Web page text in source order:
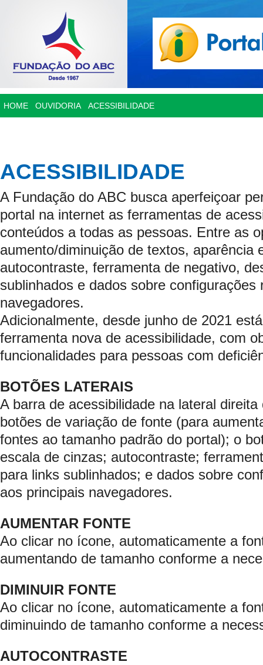
HOME OUVIDORIA ACESSIBILIDADE
ACESSIBILIDADE
A Fundação do ABC busca aperfeiçoar
portal na internet as ferramentas de
conteúdos a todas as pessoas. Entre as
aumento/diminuição de textos, aparência
autocontraste, ferramenta de negativo,
sublinhados e dados sobre configurações
navegadores.
Adicionalmente, desde junho de 2021
ferramenta nova de acessibilidade, com
funcionalidades para pessoas com
BOTÕES LATERAIS
A barra de acessibilidade na lateral
botões de variação de fonte (para
fontes ao tamanho padrão do portal); o
escala de cinzas; autocontraste;
para links sublinhados; e dados sobre
aos principais navegadores.
AUMENTAR FONTE
Ao clicar no ícone, automaticamente a
aumentando de tamanho conforme a
DIMINUIR FONTE
Ao clicar no ícone, automaticamente a
diminuindo de tamanho conforme a
AUTOCONTRASTE